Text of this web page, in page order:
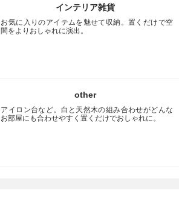
インテリア雑貨
お気に入りのアイテムを魅せて収納。置くだけで空
間をよりおしゃれに演出。
other
アイロン台など。白と天然木の組み合わせがどんな
お部屋にも合わせやすく置くだけでおしゃれに。